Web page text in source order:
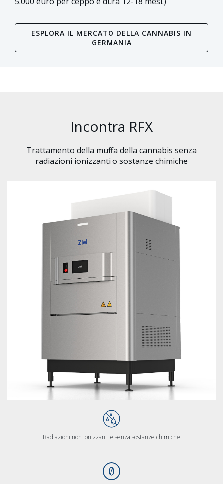
ESPLORA IL MERCATO DELLA CANNABIS IN
GERMANIA
Incontra RFX
Trattamento della muffa della cannabis senza
radiazioni ionizzanti o sostanze chimiche
Radiazioni non ionizzanti e senza sostanze chimiche